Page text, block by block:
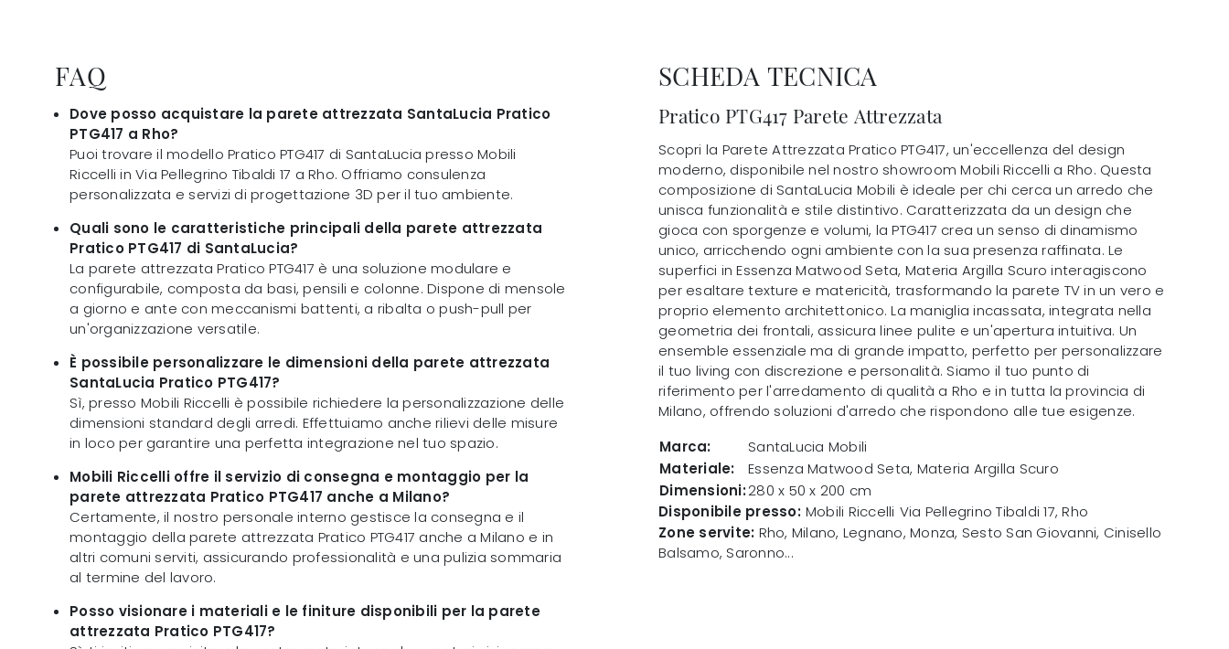
FAQ
Dove posso acquistare la parete attrezzata SantaLucia Pratico
PTG417 a Rho?
Puoi trovare il modello Pratico PTG417 di SantaLucia presso Mobili
Riccelli in Via Pellegrino Tibaldi 17 a Rho. Offriamo consulenza
personalizzata e servizi di progettazione 3D per il tuo ambiente.
Quali sono le caratteristiche principali della parete attrezzata
Pratico PTG417 di SantaLucia?
La parete attrezzata Pratico PTG417 è una soluzione modulare e
configurabile, composta da basi, pensili e colonne. Dispone di mensole
a giorno e ante con meccanismi battenti, a ribalta o push-pull per
un'organizzazione versatile.
È possibile personalizzare le dimensioni della parete attrezzata
SantaLucia Pratico PTG417?
Sì, presso Mobili Riccelli è possibile richiedere la personalizzazione delle
dimensioni standard degli arredi. Effettuiamo anche rilievi delle misure
in loco per garantire una perfetta integrazione nel tuo spazio.
Mobili Riccelli offre il servizio di consegna e montaggio per la
parete attrezzata Pratico PTG417 anche a Milano?
Certamente, il nostro personale interno gestisce la consegna e il
montaggio della parete attrezzata Pratico PTG417 anche a Milano e in
altri comuni serviti, assicurando professionalità e una pulizia sommaria
al termine del lavoro.
Posso visionare i materiali e le finiture disponibili per la parete
attrezzata Pratico PTG417?
SCHEDA TECNICA
Pratico PTG417 Parete Attrezzata
Scopri la Parete Attrezzata Pratico PTG417, un'eccellenza del design
moderno, disponibile nel nostro showroom Mobili Riccelli a Rho. Questa
composizione di SantaLucia Mobili è ideale per chi cerca un arredo che
unisca funzionalità e stile distintivo. Caratterizzata da un design che
gioca con sporgenze e volumi, la PTG417 crea un senso di dinamismo
unico, arricchendo ogni ambiente con la sua presenza raffinata. Le
superfici in Essenza Matwood Seta, Materia Argilla Scuro interagiscono
per esaltare texture e matericità, trasformando la parete TV in un vero e
proprio elemento architettonico. La maniglia incassata, integrata nella
geometria dei frontali, assicura linee pulite e un'apertura intuitiva. Un
ensemble essenziale ma di grande impatto, perfetto per personalizzare
il tuo living con discrezione e personalità. Siamo il tuo punto di
riferimento per l'arredamento di qualità a Rho e in tutta la provincia di
Milano, offrendo soluzioni d'arredo che rispondono alle tue esigenze.
Marca:
SantaLucia Mobili
Materiale:
Essenza Matwood Seta, Materia Argilla Scuro
Dimensioni:280 x 50 x 200 cm
Disponibile presso: Mobili Riccelli Via Pellegrino Tibaldi 17,Rho
Zone servite: Rho, Milano, Legnano, Monza, Sesto San Giovanni, Cinisello
Balsamo, Saronno...